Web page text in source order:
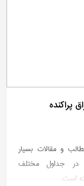
پراکنده
و مقالات بسیار
جداول مختلف
است.